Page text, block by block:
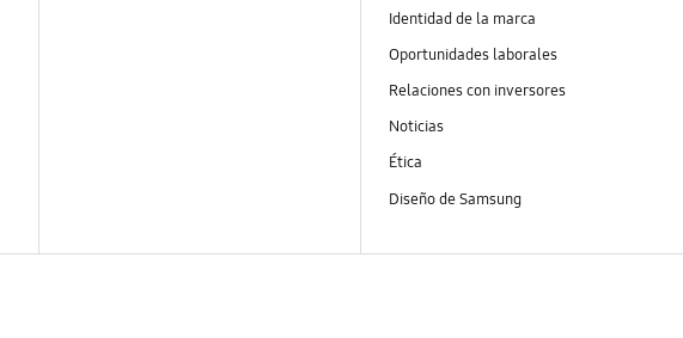
Identidad de la marca
Oportunidades laborales
Relaciones con inversores
Noticias
Ética
Diseño de Samsung